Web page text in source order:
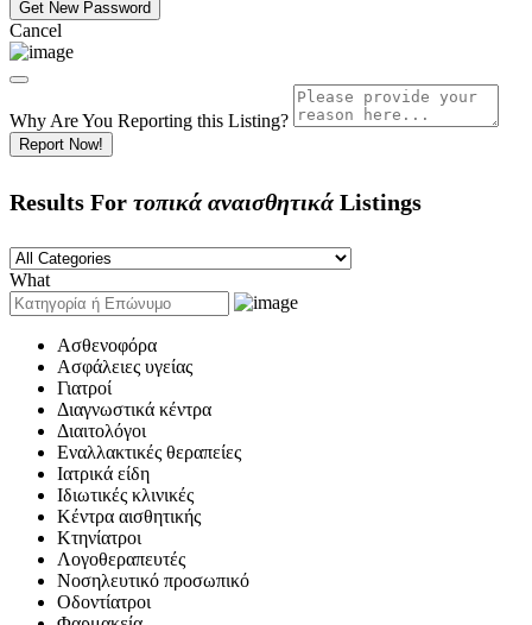
Cancel
Why Are You Reporting this Listing?
Report Now!
Results For τοπικά αναισθητικάListings
What
Ασθενοφόρα
Ασφάλειες υγείας
Γιατροί
Διαγνωστικά κέντρα
Διαιτολόγοι
Εναλλακτικές θεραπείες
Ιατρικά είδη
Ιδιωτικές κλινικές
Κέντρα αισθητικής
Κτηνίατροι
Λογοθεραπευτές
Νοσηλευτικό προσωπικό
Οδοντίατροι